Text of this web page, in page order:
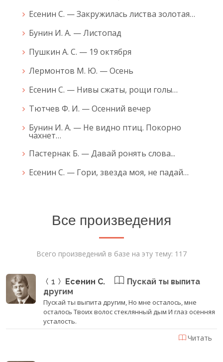
Есенин С. — Закружилась листва золотая…
Бунин И. А. — Листопад
Пушкин А. С. — 19 октября
Лермонтов М. Ю. — Осень
Есенин С. — Нивы сжаты, рощи голы…
Тютчев Ф. И. — Осенний вечер
Бунин И. А. — Не видно птиц. Покорно
чахнет…
Пастернак Б. — Давай ронять слова...
Есенин С. — Гори, звезда моя, не падай…
Все произведения
Всего произведений в базе на эту тему: 117
1 Есенин С.
Пускай ты выпита
другим
Пускай ты выпита другим, Но мне осталось, мне
осталось Твоих волос стеклянный дым И глаз осенняя
усталость.
Читать